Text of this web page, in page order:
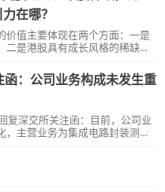
在哪？
价值主要体现在两个方面：一是
二是港股具有成长风格的稀缺性
：公司业务构成未发生重
复深交所关注函：目前，公司业
，主营业务为集成电路封装测试